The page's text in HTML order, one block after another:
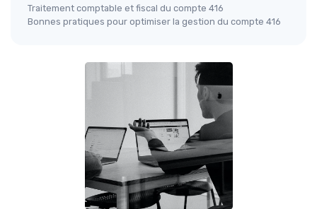
Traitement comptable et fiscal du compte 416
Bonnes pratiques pour optimiser la gestion du compte 416